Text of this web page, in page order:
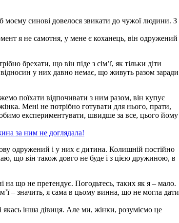
моєму синові довелося звикати до чужої людини. З
я не самотня, у мене є коханець, він одружений
брехати, що він піде з сім’ї, як тільки діти
у них давно немає, що живуть разом заради
поїхати відпочивати з ним разом, він купує
Мені не потрібно готувати для нього, прати,
експериментувати, швидше за все, цього йому
за ним не доглядала!
одружений і у них є дитина. Колишній постійно
що він також довго не буде і з цією дружиною, в
що не претендує. Погодьтесь, таких як я – мало.
– значить, я сама в цьому винна, що не могла дати
інша дівиця. Але ми, жінки, розуміємо це